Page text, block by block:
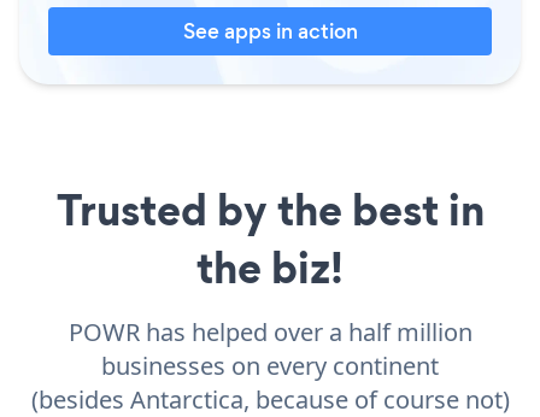
See apps in action
Trusted by the best in
the biz!
POWR has helped over a half million
businesses on every continent
(besides Antarctica, because of course not)